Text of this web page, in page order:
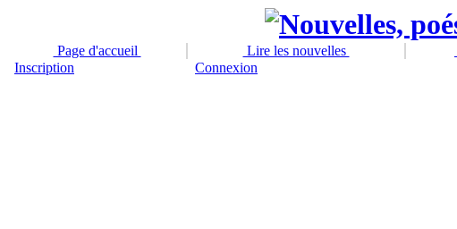
Page d'accueil Lire les nouvelles
Inscription
Connexion